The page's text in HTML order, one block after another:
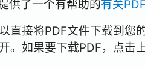
供了一个有帮助的有关
直接将PDF文件下载到您
。如果要下载PDF，点击